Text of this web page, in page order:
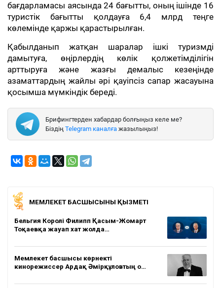
бағдарламасы аясында 24 бағытты, оның ішінде 16
туристік бағытты қолдауға 6,4 млрд теңге
көлемінде қаржы қарастырылған.
Қабылданып жатқан шаралар ішкі туризмді
дамытуға, өңірлердің көлік қолжетімділігін
арттыруға және жазғы демалыс кезеңінде
азаматтардың жайлы әрі қауіпсіз сапар жасауына
қосымша мүмкіндік береді.
Брифингтерден хабардар болғыңыз келе ме?
Біздің Telegram каналға жазылыңыз!
МЕМЛЕКЕТ БАСШЫСЫНЫҢ ҚЫЗМЕТІ
Бельгия Королі Филипп Қасым-Жомарт
Тоқаевқа жауап хат жолда…
Мемлекет басшысы көрнекті
кинорежиссер Ардақ Әмірқұловтың о…